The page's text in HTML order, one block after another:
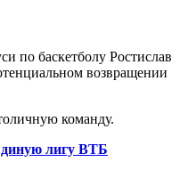
по баскетболу Ростислав
возвращении
команду.
лигу ВТБ